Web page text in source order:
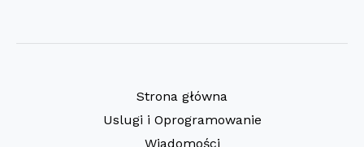
Strona główna
Uslugi i Oprogramowanie
Wiadomości